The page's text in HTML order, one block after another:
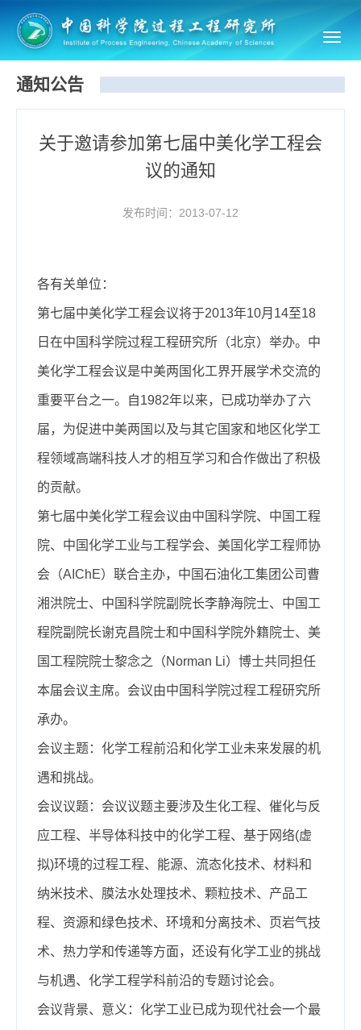
通知公告
关于邀请参加第七届中美化学工程会
议的通知
发布时间：2013-07-12
各有关单位：
第七届中美化学工程会议将于2013年10月14至18
日在中国科学院过程工程研究所（北京）举办。中
美化学工程会议是中美两国化工界开展学术交流的
重要平台之一。自1982年以来，已成功举办了六
届，为促进中美两国以及与其它国家和地区化学工
程领域高端科技人才的相互学习和合作做出了积极
的贡献。
第七届中美化学工程会议由中国科学院、中国工程
院、中国化学工业与工程学会、美国化学工程师协
会（AIChE）联合主办，中国石油化工集团公司曹
湘洪院士、中国科学院副院长李静海院士、中国工
程院副院长谢克昌院士和中国科学院外籍院士、美
国工程院院士黎念之（Norman Li）博士共同担任
本届会议主席。会议由中国科学院过程工程研究所
承办。
会议主题：化学工程前沿和化学工业未来发展的机
遇和挑战。
会议议题：会议议题主要涉及生化工程、催化与反
应工程、半导体科技中的化学工程、基于网络(虚
拟)环境的过程工程、能源、流态化技术、材料和
纳米技术、膜法水处理技术、颗粒技术、产品工
程、资源和绿色技术、环境和分离技术、页岩气技
术、热力学和传递等方面，还设有化学工业的挑战
与机遇、化学工程学科前沿的专题讨论会。
会议背景、意义：化学工业已成为现代社会一个最